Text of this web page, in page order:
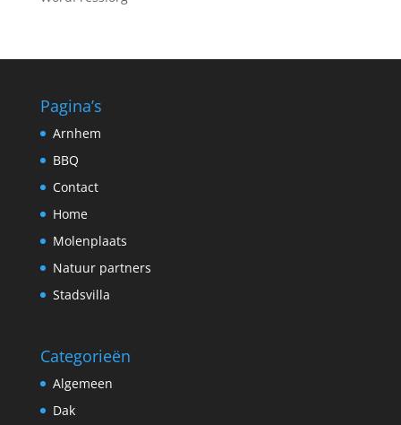
Pagina’s
Arnhem
BBQ
Contact
Home
Molenplaats
Natuur partners
Stadsvilla
Categorieën
Algemeen
Dak